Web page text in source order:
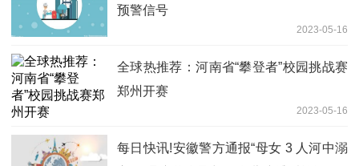
预警信号
2023-05-16
全球热推荐：​河南省“攀登者”校园挑战赛
郑州开赛
2023-05-16
每日快讯!安徽警方通报“母女 3 人河中溺